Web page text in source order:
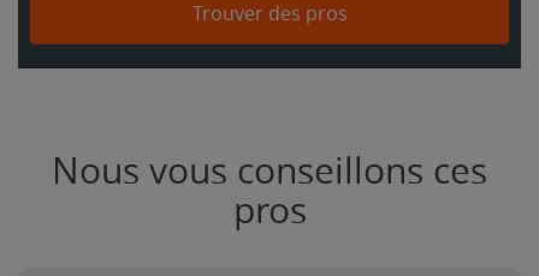
Trouver des pros
Nous vous conseillons ces
pros